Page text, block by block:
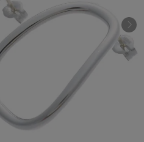
AFTERCARE & REPAIRS
SUSTAINABLE
EMAIL NEWSLETTER